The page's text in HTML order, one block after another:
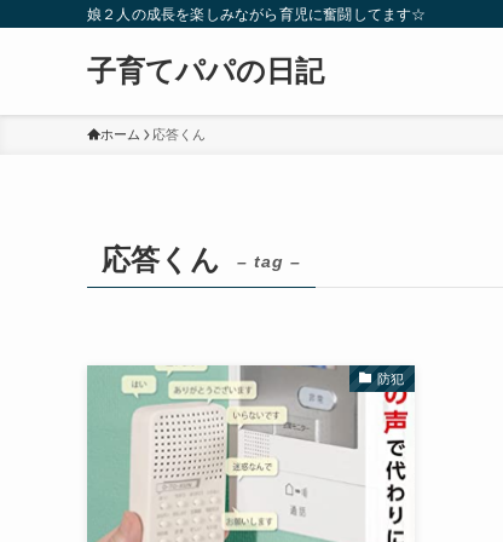
娘２人の成長を楽しみながら育児に奮闘してます☆
子育てパパの日記
ホーム 応答くん
応答くん – tag –
防犯